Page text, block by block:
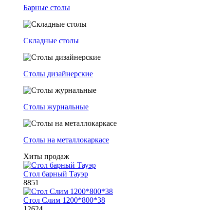
Барные столы
Складные столы
Столы дизайнерские
Столы журнальные
Столы на металлокаркасе
Хиты продаж
Стол барный Тауэр
8851
Стол Слим 1200*800*38